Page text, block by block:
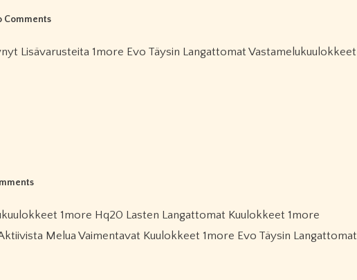
Comments
Melua Vaimentavat Kuulokkeet 1more Evo Täysin Langattomat